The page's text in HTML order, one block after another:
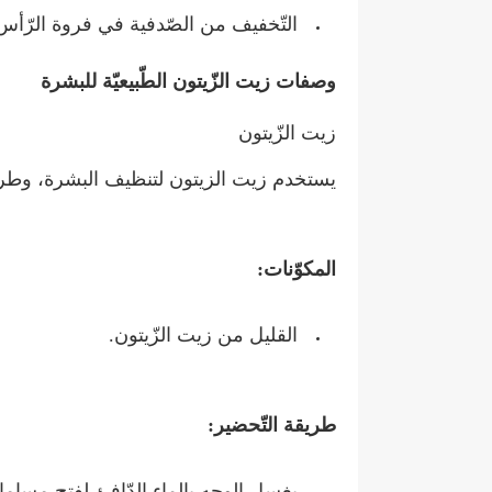
التّخفيف من الصّدفية في فروة
وصفات زيت الزّيتون الطّبيعيّة للبشرة
زيت الزّيتون
يستخدم زيت الزيتون لتنظيف البشرة،
المكوّنات:
القليل من زيت الزّيتون.
طريقة التّحضير: